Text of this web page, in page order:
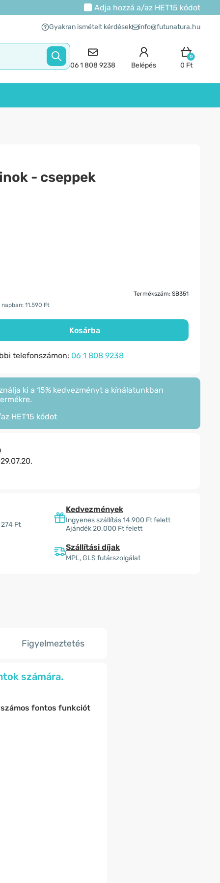
Adja hozzá a/az HET15 kódot
Gyakran ismételt kérdések info@futunatura.hu
06 1 808 9238 Belépés
0
0 Ft
- cseppek
Termékszám: SB351
11.590 Ft
Kosárba
telefonszámon: 06 1 808 9238
ki a 15% kedvezményt a kínálatunkban
HET15 kódot
Ft
Kedvezmények
Ingyenes szállítás 14.900 Ft felett
Ajándék 20.000 Ft felett
Szállítási díjak
MPL, GLS futárszolgálat
Figyelmeztetés
számára.
számos fontos funkciót